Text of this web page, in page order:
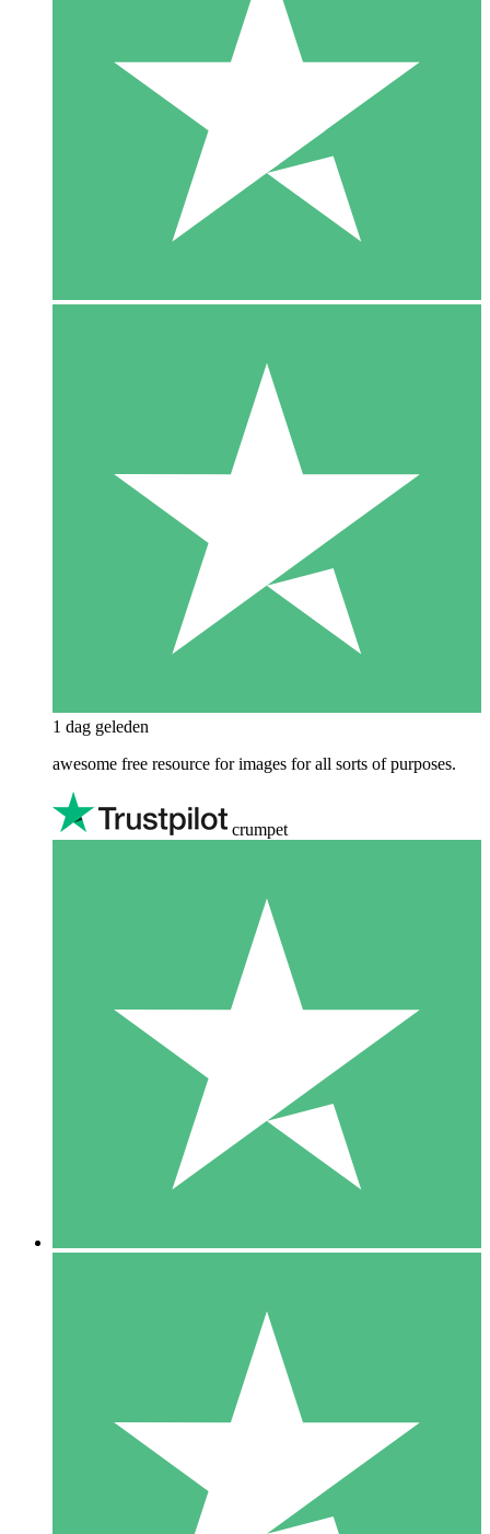
1 dag geleden
awesome free resource for images for all sorts of purposes.
crumpet